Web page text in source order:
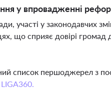
у впровадженні
участі у законодавчих
що сприяє довірі громад
список першоджерел з